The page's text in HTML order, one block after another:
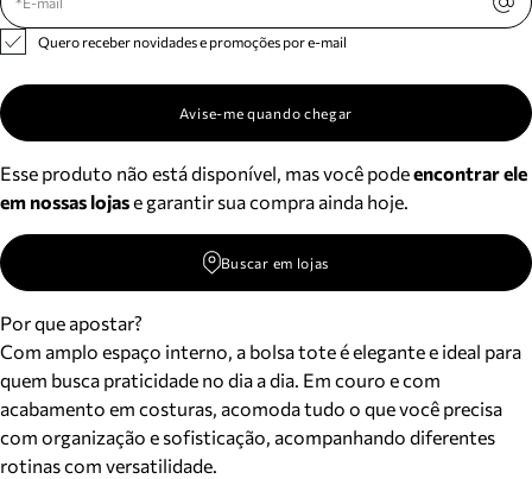
Quero receber novidades e promoções por e-mail
Avise-me quando chegar
Esse produto não está disponível, mas você podeencontrar ele
em nossas lojase garantir sua compra ainda hoje.
Buscar em lojas
Por que apostar?
Com amplo espaço interno, a bolsa tote é elegante e ideal para
quem busca praticidade no dia a dia. Em couro e com
acabamento em costuras, acomoda tudo o que você precisa
com organização e sofisticação, acompanhando diferentes
rotinas com versatilidade.